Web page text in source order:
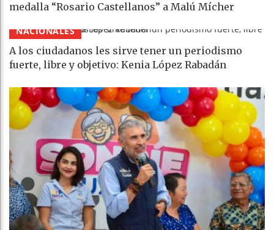
medalla “Rosario Castellanos” a Malú Mícher
NACIONALES
A los ciudadanos les sirve tener un periodismo
fuerte, libre y objetivo: Kenia López Rabadán